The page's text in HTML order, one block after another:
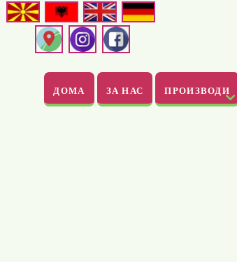
ДОМА ЗА НАС ПРОИЗВОДИ